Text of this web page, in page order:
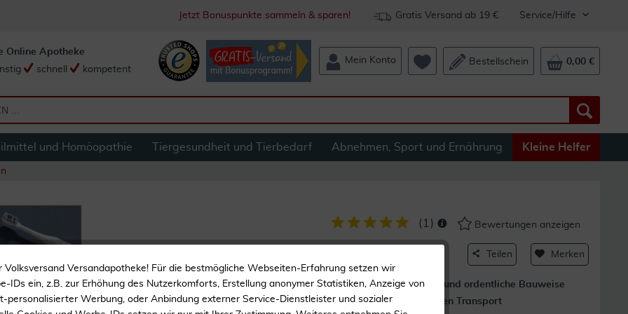
Service/Hilfe
Gratis Versand ab 19 €
Jetzt Bonuspunkte sammeln & sparen!
Online Apotheke
schnell kompetent
Mein Konto Bestellschein 0,00 €
und Homöopathie Tiergesundheit und Tierbedarf Abnehmen, Sport und Ernährung Kleine Helfer
( 1 ) Bewertungen anzeigen
Teilen Merken
360° Reinigungsfunktion
Kompakte und ordentliche Bauweise
für einfachen Transport
Versandapotheke! Für die bestmögliche Webseiten-Erfahrung setzen wir
IDs ein, z.B. zur Erhöhung des Nutzerkomforts, Erstellung anonymer Statistiken, Anzeige von
personalisierter Werbung, oder Anbindung externer Service-Dienstleister und sozialer